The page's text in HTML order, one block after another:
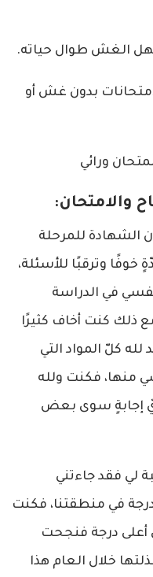
الغش طوال حياته.
بدون غش أو
ورائي
والامتحان:
الشهادة للمرحلة
وترقبًا للأسئلة،
في الدراسة
ذلك كنت أخاف كثيرًا
لله كلّ المواد التي
منها، فكنت ولله
إجابةٍ سوى بعض
لي فقد جاءتني
في منطقتنا، فكنت
أعلى درجة فنجحت
خلال العام هذا